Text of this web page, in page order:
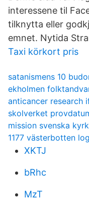
interessene til
tilknytta eller
emnet. Nytida
Taxi körkort pris
satanismens 10
ekholmen
anticancer research
skolverket
mission svenska
1177 västerbotten
XKTJ
bRhc
MzT